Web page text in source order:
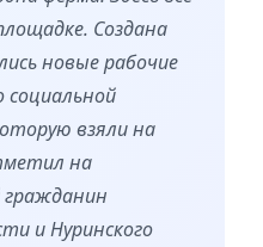
Создана
новые рабочие
взяли на
на
и Нуринского